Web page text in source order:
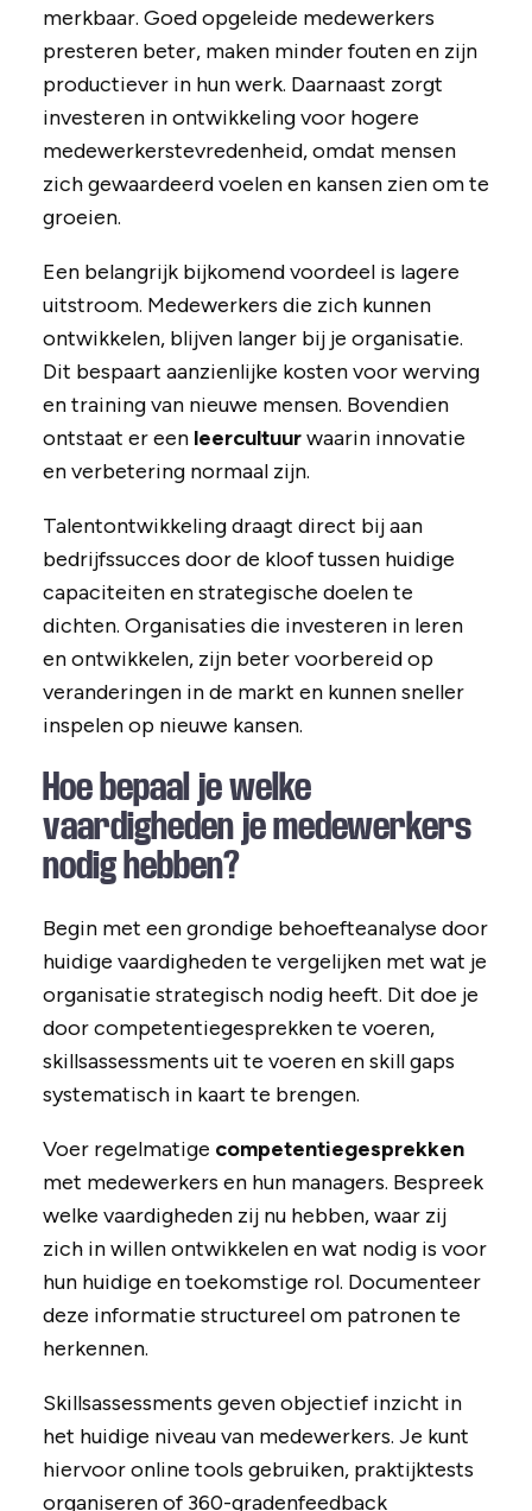
merkbaar. Goed opgeleide medewerkers
presteren beter, maken minder fouten en zijn
productiever in hun werk. Daarnaast zorgt
investeren in ontwikkeling voor hogere
medewerkerstevredenheid, omdat mensen
zich gewaardeerd voelen en kansen zien om te
groeien.
Een belangrijk bijkomend voordeel is lagere
uitstroom. Medewerkers die zich kunnen
ontwikkelen, blijven langer bij je organisatie.
Dit bespaart aanzienlijke kosten voor werving
en training van nieuwe mensen. Bovendien
ontstaat er een leercultuurwaarin innovatie
en verbetering normaal zijn.
Talentontwikkeling draagt direct bij aan
bedrijfssucces door de kloof tussen huidige
capaciteiten en strategische doelen te
dichten. Organisaties die investeren in leren
en ontwikkelen, zijn beter voorbereid op
veranderingen in de markt en kunnen sneller
inspelen op nieuwe kansen.
Hoe bepaal je welke
vaardigheden je medewerkers
nodig hebben?
Begin met een grondige behoefteanalyse door
huidige vaardigheden te vergelijken met wat je
organisatie strategisch nodig heeft. Dit doe je
door competentiegesprekken te voeren,
skillsassessments uit te voeren en skill gaps
systematisch in kaart te brengen.
Voer regelmatige competentiegesprekken
met medewerkers en hun managers. Bespreek
welke vaardigheden zij nu hebben, waar zij
zich in willen ontwikkelen en wat nodig is voor
hun huidige en toekomstige rol. Documenteer
deze informatie structureel om patronen te
herkennen.
Skillsassessments geven objectief inzicht in
het huidige niveau van medewerkers. Je kunt
hiervoor online tools gebruiken, praktijktests
organiseren of 360-gradenfeedback